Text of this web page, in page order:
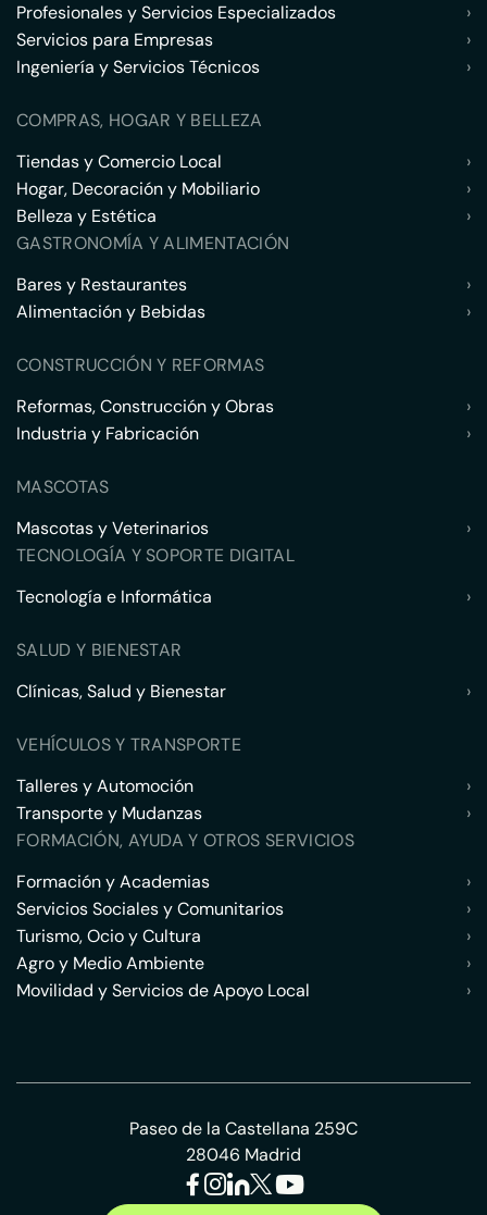
Profesionales y Servicios Especializados
›
Servicios para Empresas
›
Ingeniería y Servicios Técnicos
›
COMPRAS, HOGAR Y BELLEZA
Tiendas y Comercio Local
›
Hogar, Decoración y Mobiliario
›
Belleza y Estética
›
GASTRONOMÍA Y ALIMENTACIÓN
Bares y Restaurantes
›
Alimentación y Bebidas
›
CONSTRUCCIÓN Y REFORMAS
Reformas, Construcción y Obras
›
Industria y Fabricación
›
MASCOTAS
Mascotas y Veterinarios
›
TECNOLOGÍA Y SOPORTE DIGITAL
Tecnología e Informática
›
SALUD Y BIENESTAR
Clínicas, Salud y Bienestar
›
VEHÍCULOS Y TRANSPORTE
Talleres y Automoción
›
Transporte y Mudanzas
›
FORMACIÓN, AYUDA Y OTROS SERVICIOS
Formación y Academias
›
Servicios Sociales y Comunitarios
›
Turismo, Ocio y Cultura
›
Agro y Medio Ambiente
›
Movilidad y Servicios de Apoyo Local
›
Paseo de la Castellana 259C
28046 Madrid